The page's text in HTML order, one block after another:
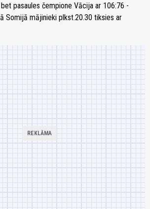
pasaules čempione Vācija ar 106:76 -
Somijā mājinieki plkst.20.30 tiksies ar